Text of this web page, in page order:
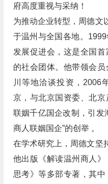
府高度重视与采纳！
为推动企业转型，周德文
于温州与全国各地。
发展促进会，这是全国
的社会团体。他带领会
川等地洽谈投资，2006
京，与北京国资委、北京
联姻千亿国企改制，引发
商人联姻国企”的创举 。
在学术研究上，周德文坚
他出版《解读温州商人
思考》等多部专著，其